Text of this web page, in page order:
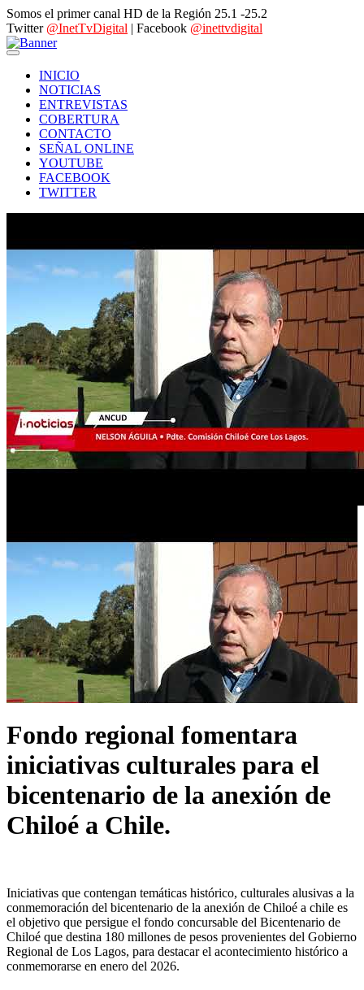
Somos el primer canal HD de la Región 25.1 -25.2
Twitter @InetTvDigital | Facebook @inettvdigital
INICIO
NOTICIAS
ENTREVISTAS
COBERTURA
CONTACTO
SEÑAL ONLINE
YOUTUBE
FACEBOOK
TWITTER
Fondo regional fomentara
iniciativas culturales para el
bicentenario de la anexión de
Chiloé a Chile.
Iniciativas que contengan temáticas histórico, culturales alusivas a la
conmemoración del bicentenario de la anexión de Chiloé a chile es
el objetivo que persigue el fondo concursable del Bicentenario de
Chiloé que destina 180 millones de pesos provenientes del Gobierno
Regional de Los Lagos, para destacar el acontecimiento histórico a
conmemorarse en enero del 2026.